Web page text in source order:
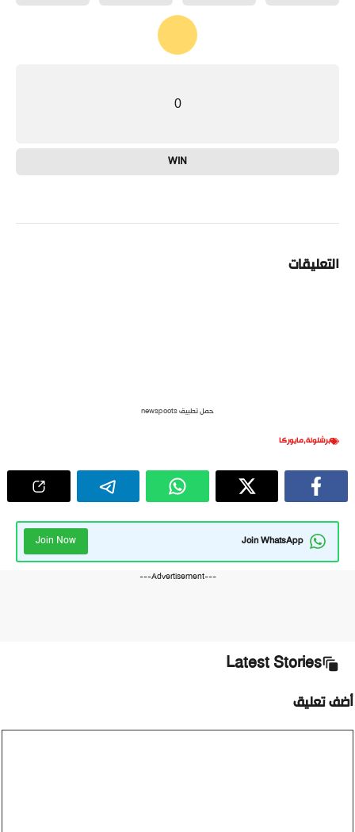
0
WIN
التعليقات
حمل تطبيق newspoots
برشلونة,مايوركا
Join WhatsApp
Join Now
---Advertisement---
Latest Stories
أضف تعليق
تعليق